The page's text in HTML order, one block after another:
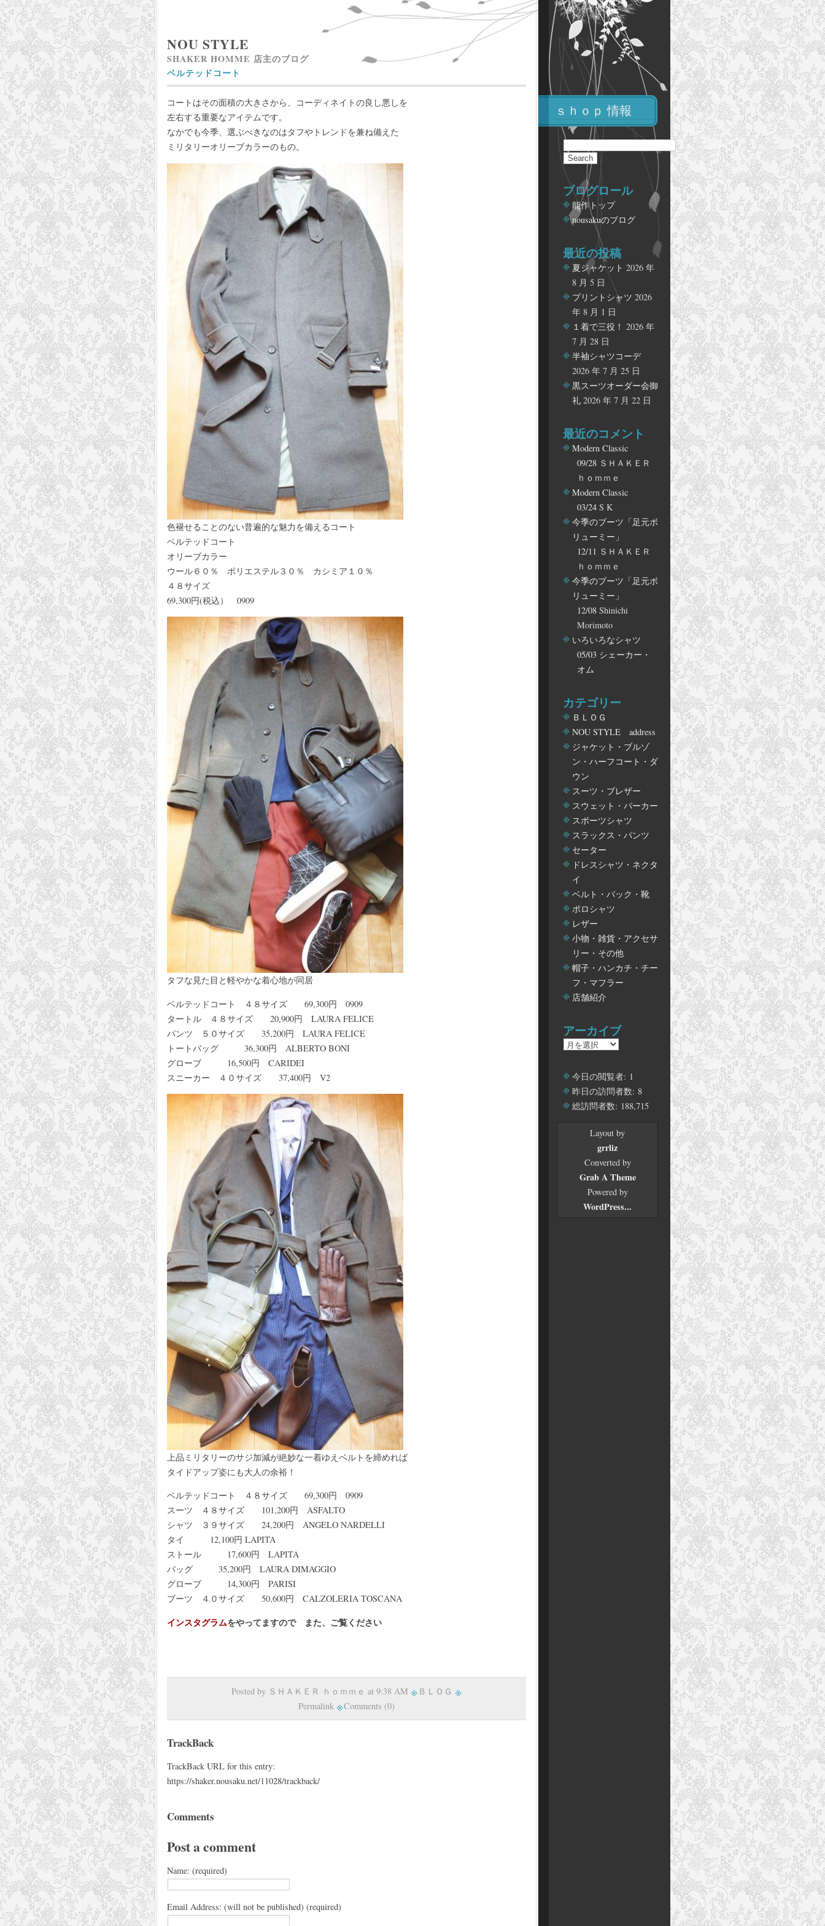
NOU STYLE
SHAKER HOMME 店主のブログ
ベルテッドコート
コートはその面積の大きさから、コーディネイトの良し悪しを
左右する重要なアイテムです。
なかでも今季、選ぶべきなのはタフやトレンドを兼ね備えた
ミリタリーオリーブカラーのもの。
色褪せることのない普遍的な魅力を備えるコート
ベルテッドコート
オリーブカラー
ウール６０％ ポリエステル３０％ カシミア１０％
４８サイズ
69,300円(税込） 0909
タフな見た目と軽やかな着心地が同居
ベルテッドコート ４８サイズ 69,300円 0909
タートル ４８サイズ 20,900円 LAURA FELICE
パンツ ５０サイズ 35,200円 LAURA FELICE
トートバッグ 36,300円 ALBERTO BONI
グローブ 16,500円 CARIDEI
スニーカー ４０サイズ 37,400円 V2
上品ミリタリーのサジ加減が絶妙な一着ゆえベルトを締めれば
タイドアップ姿にも大人の余裕！
ベルテッドコート ４８サイズ 69,300円 0909
スーツ ４８サイズ 101,200円 ASFALTO
シャツ ３９サイズ 24,200円 ANGELO NARDELLI
タイ 12,100円 LAPITA
ストール 17,600円 LAPITA
バッグ 35,200円 LAURA DIMAGGIO
グローブ 14,300円 PARISI
ブーツ ４０サイズ 50,600円 CALZOLERIA TOSCANA
インスタグラムをやってますので また、ご覧ください
Posted by ＳＨＡＫＥＲ ｈｏｍｍｅ at 9:38 AM
ＢＬＯＧ
Permalink
Comments (0)
TrackBack
TrackBack URL for this entry:
https://shaker.nousaku.net/11028/trackback/
Comments
Post a comment
Name: (required)
Email Address: (will not be published) (required)
ｓｈｏｐ 情報
ブログロール
能作トップ
nousakuのブログ
最近の投稿
夏ジャケット 2026 年
8 月 5 日
プリントシャツ 2026
年 8 月 1 日
１着で三役！ 2026 年
7 月 28 日
半袖シャツコーデ
2026 年 7 月 25 日
黒スーツオーダー会御
礼 2026 年 7 月 22 日
最近のコメント
Modern Classic
09/28 ＳＨＡＫＥＲ
ｈｏｍｍｅ
Modern Classic
03/24 S K
今季のブーツ「足元ボ
リューミー」
12/11 ＳＨＡＫＥＲ
ｈｏｍｍｅ
今季のブーツ「足元ボ
リューミー」
12/08 Shinichi
Morimoto
いろいろなシャツ
05/03 シェーカー・
オム
カテゴリー
ＢＬＯＧ
NOU STYLE address
ジャケット・ブルゾ
ン・ハーフコート・ダ
ウン
スーツ・ブレザー
スウェット・パーカー
スポーツシャツ
スラックス・パンツ
セーター
ドレスシャツ・ネクタ
イ
ベルト・バック・靴
ポロシャツ
レザー
小物・雑貨・アクセサ
リー・その他
帽子・ハンカチ・チー
フ・マフラー
店舗紹介
アーカイブ
ア
カ
イ
ブ
今日の閲覧者: 1
昨日の訪問者数: 8
総訪問者数: 188,715
Layout by
grrliz
Converted by
Grab A Theme
Powered by
WordPress...